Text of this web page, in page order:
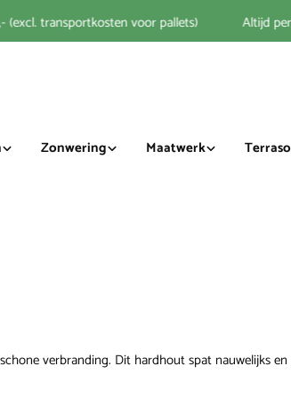
transportkosten voor pallets) Altijd
Zonwering Maatwerk
verbranding. Dit hardhout spat nauwelijks